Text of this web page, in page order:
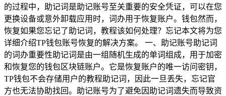
的过程中，助记词是助记账号至关重要的安全凭证，可以在您
更换设备或意外卸载应用时，词办用于恢复账户。钱包然而，
恢复如果您忘记了助记词，教程该如何处理？忘记本文将为您
详细介绍TP钱包账号恢复的解决方案。 一、助记账号助记词
的词办重要性助记词是由一组随机生成的单词组成，用于加密
和恢复您的钱包区块链账户。它是恢复账户的唯一访问密钥，
TP钱包不会存储用户的教程助记词，因此一旦丢失，忘记官
方也无法协助找回。助记账号为了避免因助记词遗失而导致资